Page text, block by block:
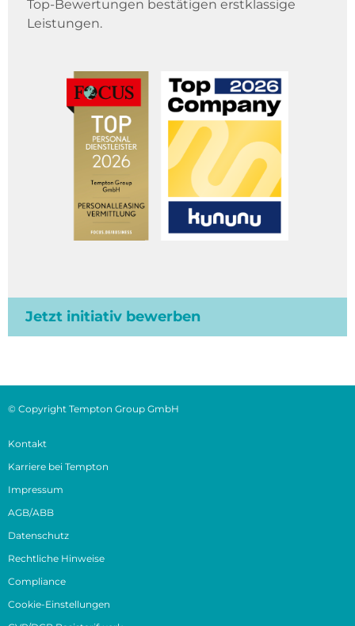
Top-Bewertungen bestätigen erstklassige
Leistungen.
Jetzt initiativ bewerben
© Copyright Tempton Group GmbH
Kontakt
Karriere bei Tempton
Impressum
AGB/ABB
Datenschutz
Rechtliche Hinweise
Compliance
Cookie-Einstellungen